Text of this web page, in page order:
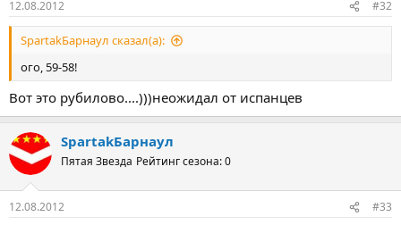
12.08.2012 #32
SpartakБарнаул сказал(а):
ого, 59-58!
Вот это рубилово....)))неожидал от испанцев
SpartakБарнаул
Пятая Звезда Рейтинг сезона: 0
12.08.2012 #33